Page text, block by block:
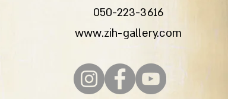
050-223-3616
www.zih-gallery.com